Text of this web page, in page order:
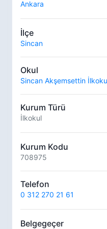
Ankara
İlçe
Sincan
Okul
Sincan Akşemsettin
Kurum Türü
İlkokul
Kurum Kodu
708975
Telefon
0 312 270 21 61
Belgegeçer